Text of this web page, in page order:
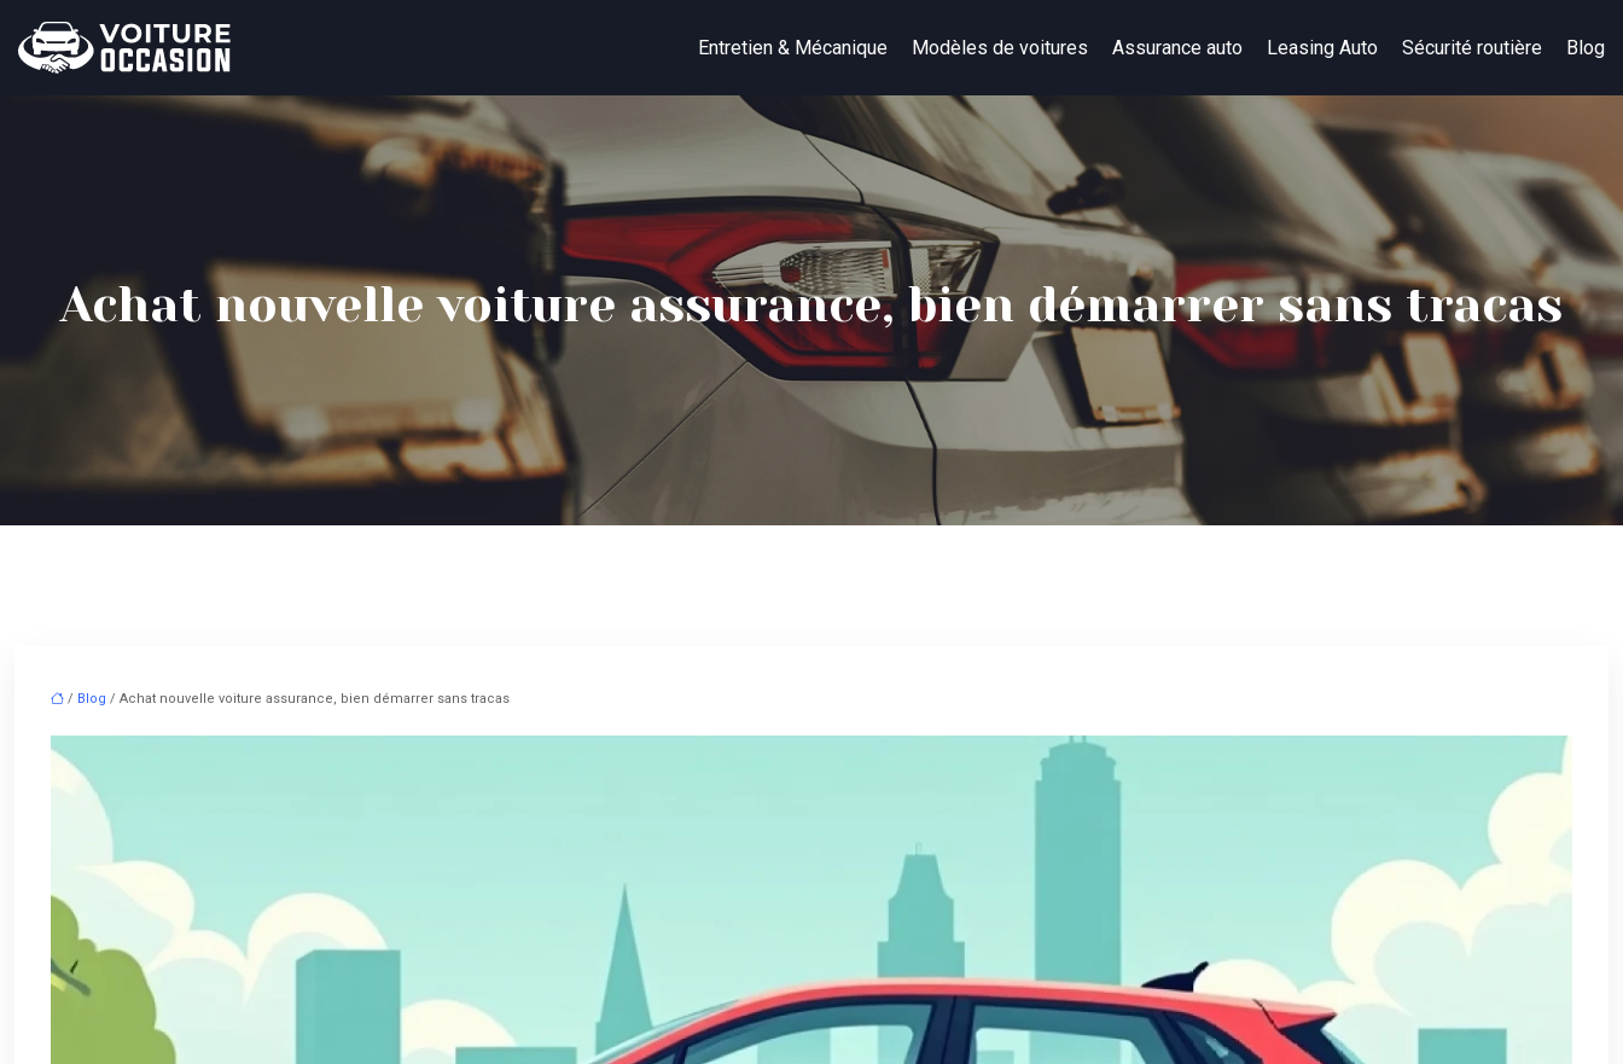
Entretien & Mécanique Modèles de voitures Assurance auto Leasing Auto Sécurité routière Blog
Achat nouvelle voiture assurance, bien démarrer sans tracas
/ Blog / Achat nouvelle voiture assurance, bien démarrer sans tracas